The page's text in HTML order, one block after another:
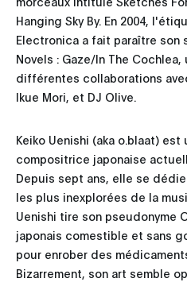
Hanging Sky By. En 2004,
Electronica a fait paraître son
Novels : Gaze/In The
différentes collaborations
Ikue Mori, et DJ Olive.
Keiko Uenishi (aka o.blaat)
compositrice japonaise
Depuis sept ans, elle se
les plus inexplorées de la
Uenishi tire son pseudonyme
japonais comestible et sans
pour enrober des
Bizarrement, son art semble